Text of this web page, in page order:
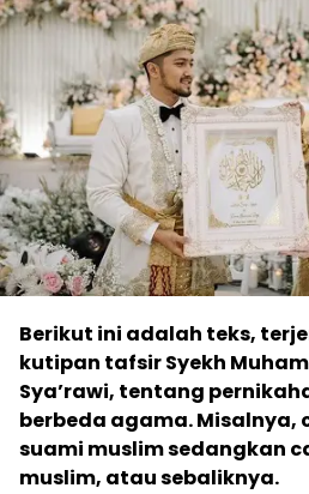
Berikut ini adalah teks,
kutipan tafsir Syekh
Sya’rawi, tentang
berbeda agama. Misalnya,
suami muslim sedangkan
muslim, atau sebaliknya.